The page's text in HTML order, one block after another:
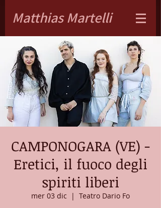
Matthias Martelli
CAMPONOGARA (VE) -
Eretici, il fuoco degli
spiriti liberi
mer 03 dic
  |
Teatro Dario Fo